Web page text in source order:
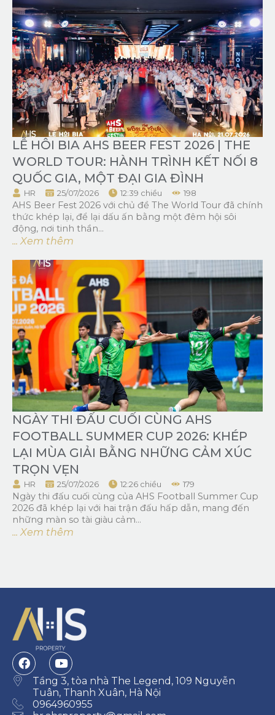
LỄ HÔI BIA AHS BEER FEST 2026 | THE
WORLD TOUR: HÀNH TRÌNH KẾT NỐI 8
QUỐC GIA, MỘT ĐẠI GIA ĐÌNH
HR 25/07/2026 12:39 chiều 198
AHS Beer Fest 2026 với chủ đề The World Tour đã chính
thức khép lại, để lại dấu ấn bằng một đêm hội sôi
động, nơi tinh thần...
... Xem thêm
NGÀY THI ĐẤU CUỐI CÙNG AHS
FOOTBALL SUMMER CUP 2026: KHÉP
LẠI MÙA GIẢI BẰNG NHỮNG CẢM XÚC
TRỌN VẸN
HR 25/07/2026 12:26 chiều 179
Ngày thi đấu cuối cùng của AHS Football Summer Cup
2026 đã khép lại với hai trận đấu hấp dẫn, mang đến
những màn so tài giàu cảm...
... Xem thêm
Tầng 3, tòa nhà The Legend, 109 Nguyễn
Tuân, Thanh Xuân, Hà Nội
0964960955